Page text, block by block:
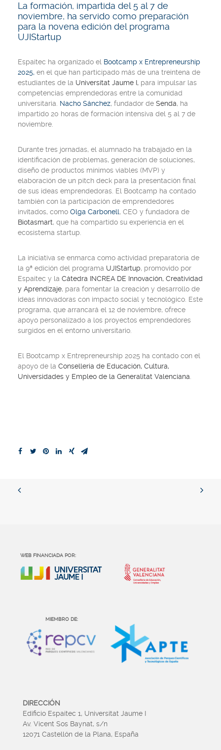
La formación, impartida del 5 al 7 de
noviembre, ha servido como preparación
para la novena edición del programa
UJIStartup
Espaitec ha organizado el Bootcamp x Entrepreneurship
2025, en el que han participado más de una treintena de
estudiantes de la Universitat Jaume I, para impulsar las
competencias emprendedoras entre la comunidad
universitaria. Nacho Sánchez, fundador de Senda, ha
impartido 20 horas de formación intensiva del 5 al 7 de
noviembre.
Durante tres jornadas, el alumnado ha trabajado en la
identificación de problemas, generación de soluciones,
diseño de productos mínimos viables (MVP) y
elaboración de un pitch deck para la presentación final
de sus ideas emprendedoras. El Bootcamp ha contado
también con la participación de emprendedores
invitados, como Olga Carbonell, CEO y fundadora de
Biotasmart, que ha compartido su experiencia en el
ecosistema startup.
La iniciativa se enmarca como actividad preparatoria de
la 9ª edición del programa UJIStartup, promovido por
Espaitec y la Cátedra INCREA DE Innovación, Creatividad
y Aprendizaje, para fomentar la creación y desarrollo de
ideas innovadoras con impacto social y tecnológico. Este
programa, que arrancará el 12 de noviembre, ofrece
apoyo personalizado a los proyectos emprendedores
surgidos en el entorno universitario.
El Bootcamp x Entrepreneurship 2025 ha contado con el
apoyo de la Conselleria de Educación, Cultura,
Universidades y Empleo de la Generalitat Valenciana
WEB FINANCIADA POR:
MIEMBRO DE:
DIRECCIÓN
Edificio Espaitec 1, Universitat Jaume I
Av. Vicent Sos Baynat, s/n
12071 Castellón de la Plana, España